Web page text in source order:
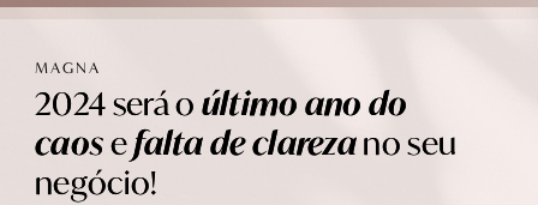
MAGNA
2024 será o último ano do
caosefalta de clarezano seu
negócio!